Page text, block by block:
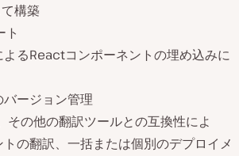
構築
ト
よるReactコンポーネントの埋め込みに
バージョン管理
の他の翻訳ツールとの互換性によ
トの翻訳、一括または個別のデプロイメ